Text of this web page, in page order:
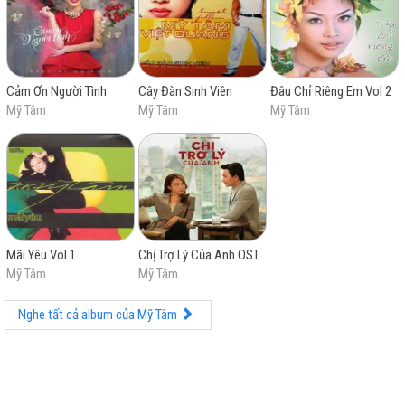
trường trong nước. Mỹ Tâm tiếp tục phát hành một
chuỗi các sản phẩm âm nhạc thành công về mặt
chuyên môn và thương mại, bao gồm các album đề cử
cho giải Cống hiến Hoàng hôn thức giấc (2005), Vút
bay (2006), Trở lại (2008). Năm 2004, Mỹ Tâm tổ chức
chương trình biểu diễn "Liveshow Ngày ấy & bây giờ",
có mức kinh phí đầu tư lớn nhất tại Việt Nam lúc đó.
Trong thập niên 2010, cô thực hiện chuyến lưu diễn
Heartbeat và phát hành Tâm (2013), Tâm 9 (2017), liên
tiếp gặt hái thành công thương mại. Bên cạnh việc tự
sáng tác, cô còn hát các ca khúc của tác giả khác như
"Tóc nâu môi trầm", "Họa mi tóc nâu", "Ước gì", "Hát với
dòng sông", "Xích lô" hay "Cây đàn sinh viên". Kể từ
năm 2022, Mỹ Tâm tổ chức liveshow thường niên mang
tên My Soul 1981.
Mỹ Tâm nằm trong danh sách những nghệ sĩ thu âm
bán đĩa nhạc chạy nhất tại Việt Nam, với doanh thu
Cảm Ơn Người Tình
Mỹ Tâm
Cây Đàn Sinh Viên
Mỹ Tâm
Đâu Chỉ Riêng Em Vol 2
Mỹ Tâm
Mãi Yêu Vol 1
Mỹ Tâm
Chị Trợ Lý Của Anh OST
Mỹ Tâm
Nghe tất cả album của Mỹ Tâm